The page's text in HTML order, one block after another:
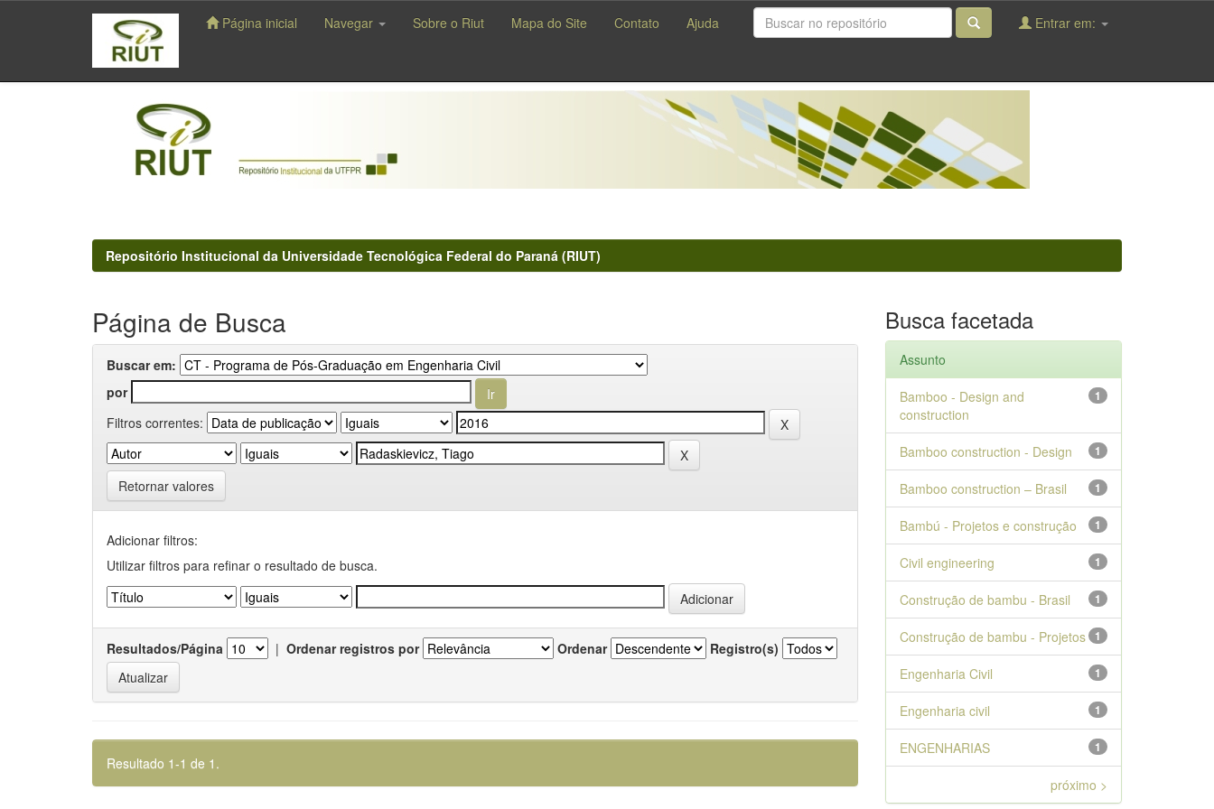
navigation
Página inicial Navegar Sobre o Riut Mapa do Site Contato Ajuda Entrar em:
Repositório Institucional da Universidade Tecnológica Federal do Paraná (RIUT)
Página de Busca
Buscar em:
por
Filtros correntes:
Retornar valores
Adicionar filtros:
Utilizar filtros para refinar o resultado de busca.
Resultados/Página | Ordenar registros por Ordenar Registro(s)
Resultado 1-1 de 1.
Busca facetada
Assunto
1
Bamboo - Design and
construction
1
Bamboo construction - Design
1
Bamboo construction – Brasil
1
Bambú - Projetos e construção
1
Civil engineering
1
Construção de bambu - Brasil
1
Construção de bambu - Projetos
1
Engenharia Civil
1
Engenharia civil
1
ENGENHARIAS
próximo >